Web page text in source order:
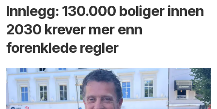
Innlegg: 130.000 boliger innen
2030 krever mer enn
forenklede regler